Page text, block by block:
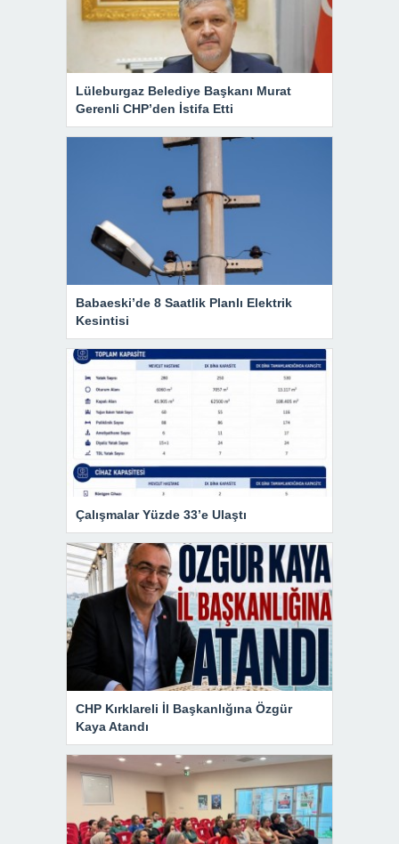
Lüleburgaz Belediye Başkanı Murat
Gerenli CHP’den İstifa Etti
Babaeski’de 8 Saatlik Planlı Elektrik
Kesintisi
Çalışmalar Yüzde 33’e Ulaştı
CHP Kırklareli İl Başkanlığına Özgür
Kaya Atandı